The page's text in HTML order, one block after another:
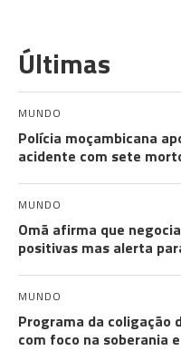
Últimas
MUNDO
Polícia moçambicana
acidente com sete
MUNDO
Omã afirma que
positivas mas alerta
MUNDO
Programa da coligação
com foco na soberania